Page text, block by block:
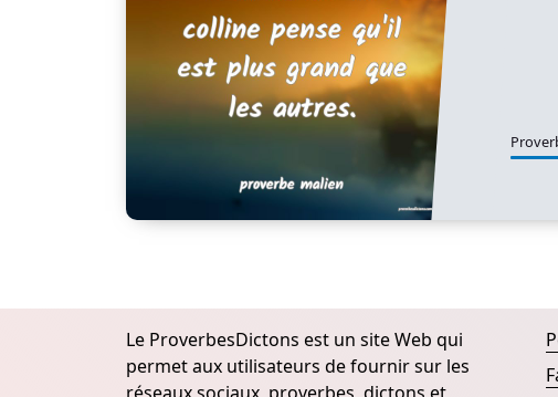
Le ProverbesDictons est un site Web qui
permet aux utilisateurs de fournir sur les